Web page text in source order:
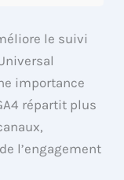
le suivi
importance
répartit plus
l’engagement